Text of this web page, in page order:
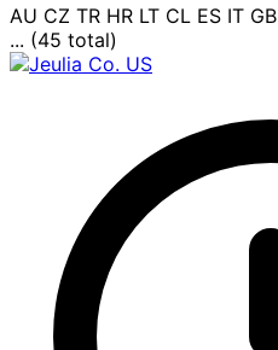
AU CZ TR HR LT CL ES IT GB
... (45 total)